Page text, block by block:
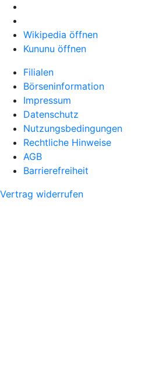
Wikipedia öffnen
Kununu öffnen
Filialen
Börseninformation
Impressum
Datenschutz
Nutzungsbedingungen
Rechtliche Hinweise
AGB
Barrierefreiheit
Vertrag widerrufen